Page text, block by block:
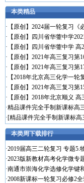
本类精品
· 【原创】2024届一轮复习《
· 【原创】四川省华蓥中学
· 【原创】四川省华蓥中学 高
· 【原创】2021年高三复习第
· 【原创】2021年高三复习第
· 【2018年北京高三化学一轮
· 【原创】2021年高三复习第
· 【原创】2018年北京顺义 高
·精品课件完全手制新课标高
·[精品课件完全手制新课标高
本类周下载排行
·2019届高三二轮复习 专题5.
·2023版新教材高考化学微专
·南通市崇海化学选修化学键
·2008新课标一轮复习必修2全